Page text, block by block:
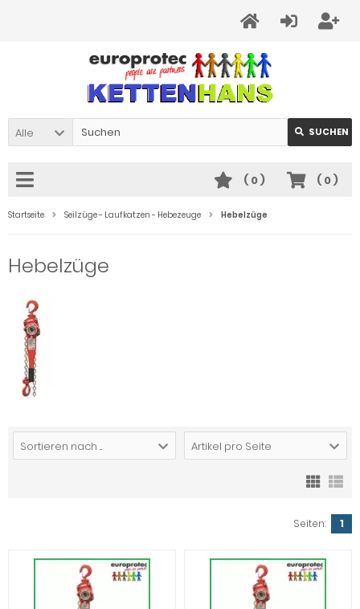
Alle SUCHEN
( 0)
( 0)
Startseite Seilzüge - Laufkatzen - Hebezeuge Hebelzüge
Hebelzüge
Sortieren nach ... Artikel pro Seite
Seiten: 1